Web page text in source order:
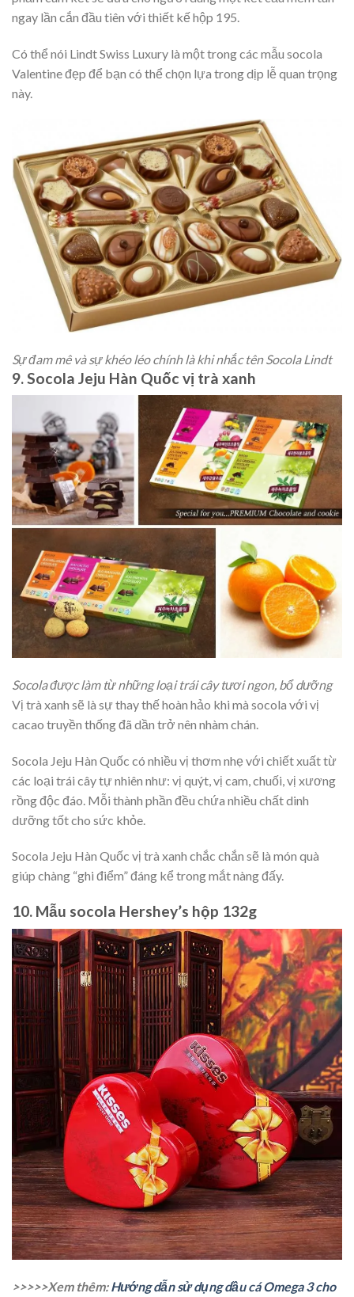
ngay lần cắn đầu tiên với thiết kế hộp 195.
Có thể nói Lindt Swiss Luxury là một trong các mẫu socola
Valentine đẹp để bạn có thể chọn lựa trong dịp lễ quan trọng
này.
Sự đam mê và sự khéo léo chính là khi nhắc tên Socola Lindt
9. Socola Jeju Hàn Quốc vị trà xanh
Socola được làm từ những loại trái cây tươi ngon, bổ dưỡng
Vị trà xanh sẽ là sự thay thế hoàn hảo khi mà socola với vị
cacao truyền thống đã dần trở nên nhàm chán.
Socola Jeju Hàn Quốc có nhiều vị thơm nhẹ với chiết xuất từ
các loại trái cây tự nhiên như: vị quýt, vị cam, chuối, vị xương
rồng độc đáo. Mỗi thành phần đều chứa nhiều chất dinh
dưỡng tốt cho sức khỏe.
Socola Jeju Hàn Quốc vị trà xanh chắc chắn sẽ là món quà
giúp chàng “ghi điểm” đáng kể trong mắt nàng đấy.
10. Mẫu socola Hershey’s hộp 132g
>>>>>Xem thêm:Hướng dẫn sử dụng dầu cá Omega 3 cho